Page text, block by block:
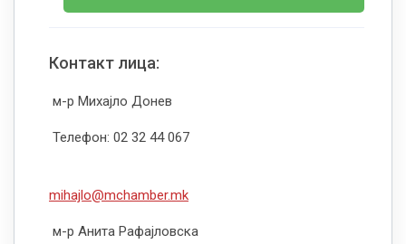
Контакт лица:
м-р Михајло Донев
Телефон: 02 32 44 067
mihajlo@mchamber.mk
м-р Анита Рафајловска